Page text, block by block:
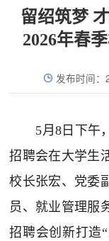
留绍筑梦
2026年春
发布时间
5月8日下午
招聘会在大学生
校长张宏、党委
员、就业管理服
招聘会创新打造